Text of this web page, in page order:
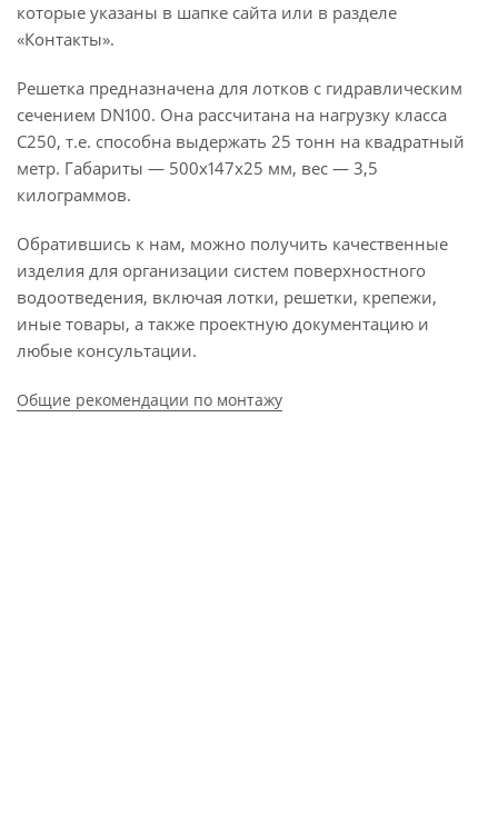
которые указаны в шапке сайта или в разделе
«Контакты».
Решетка предназначена для лотков с гидравлическим
сечением DN100. Она рассчитана на нагрузку класса
С250, т.е. способна выдержать 25 тонн на квадратный
метр. Габариты — 500х147х25 мм, вес — 3,5
килограммов.
Обратившись к нам, можно получить качественные
изделия для организации систем поверхностного
водоотведения, включая лотки, решетки, крепежи,
иные товары, а также проектную документацию и
любые консультации.
Общие рекомендации по монтажу